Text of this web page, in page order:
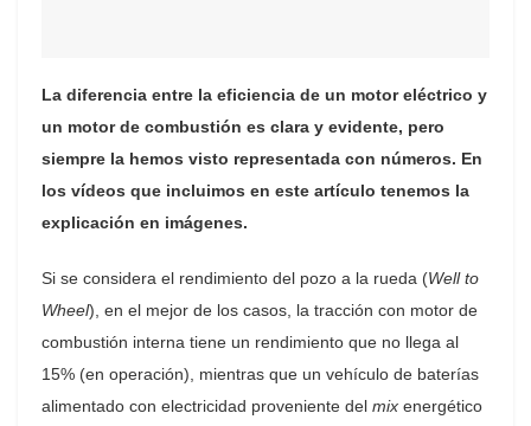
La diferencia entre la eficiencia de un motor eléctrico y
un motor de combustión es clara y evidente, pero
siempre la hemos visto representada con números. En
los vídeos que incluimos en este artículo tenemos la
explicación en imágenes.
Si se considera el rendimiento del pozo a la rueda (Well to
Wheel), en el mejor de los casos, la tracción con motor de
combustión interna tiene un rendimiento que no llega al
15% (en operación), mientras que un vehículo de baterías
alimentado con electricidad proveniente del mix energético